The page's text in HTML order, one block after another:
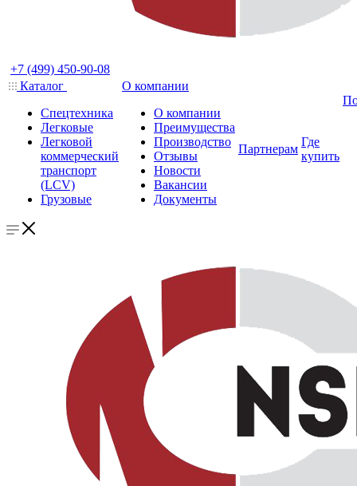
+7 (499) 450-90-08
Каталог
Спецтехника
Легковые
Легковой
коммерческий
транспорт
(LCV)
Грузовые
О компании
О компании
Преимущества
Производство
Отзывы
Новости
Вакансии
Документы
Партнерам
Где
купить